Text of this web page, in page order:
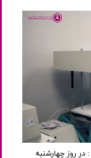
روز چهارشنبه